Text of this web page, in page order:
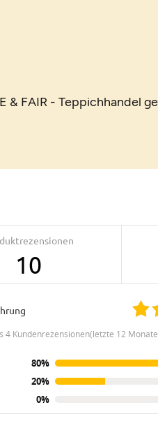
& FAIR - Teppichhandel
10
4 Kundenrezensionen(letzte 12
80%
20%
0%